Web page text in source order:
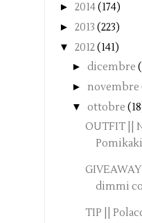
► 2014(174)
► 2013 (223)
▼ 2012(141)
► dicembre
► novembre
▼ ottobre
OUTFIT ||
Pomikaki
dimmi
TIP ||